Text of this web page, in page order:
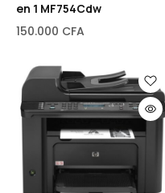
en 1 MF754Cdw
150.000 CFA